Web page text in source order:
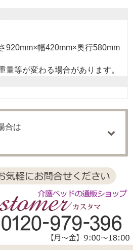
920mm×幅420mm×奥行580mm
量等が変わる場合があります。
合は